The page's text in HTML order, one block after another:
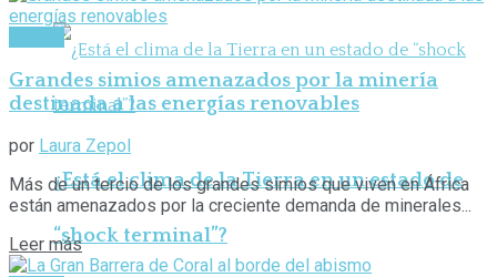
¿Está el clima de la Tierra en un estado de
“shock terminal”?
Grandes simios amenazados por la minería
destinada a las energías renovables
por Laura Zepol
Más de un tercio de los grandes simios que viven en África
están amenazados por la creciente demanda de minerales...
Leer más